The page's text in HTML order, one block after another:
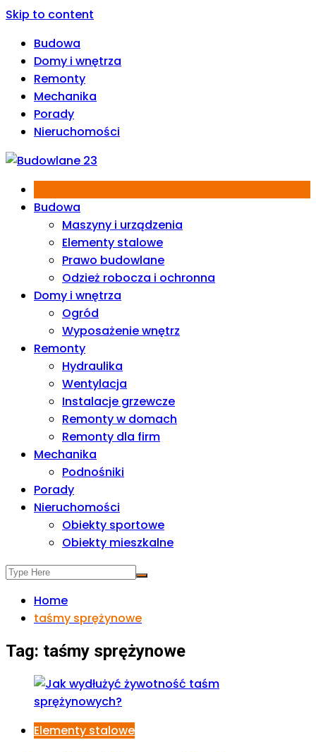
Skip to content
Budowa
Domy i wnętrza
Remonty
Mechanika
Porady
Nieruchomości
Budowa
Maszyny i urządzenia
Elementy stalowe
Prawo budowlane
Odzież robocza i ochronna
Domy i wnętrza
Ogród
Wyposażenie wnętrz
Remonty
Hydraulika
Wentylacja
Instalacje grzewcze
Remonty w domach
Remonty dla firm
Mechanika
Podnośniki
Porady
Nieruchomości
Obiekty sportowe
Obiekty mieszkalne
Home
taśmy sprężynowe
Tag: taśmy sprężynowe
Elementy stalowe